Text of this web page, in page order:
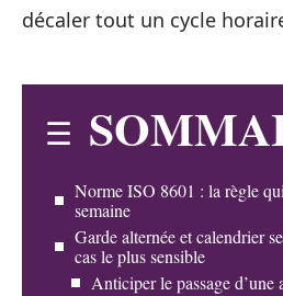
décaler tout un cycle
Norme ISO 8601 : la règle
semaine
Garde alternée et calendrier
cas le plus sensible
Anticiper le passage d’une